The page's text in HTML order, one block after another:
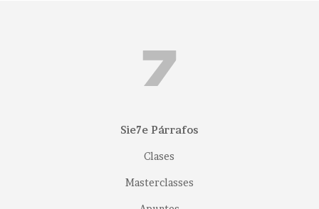
Sie7e Párrafos
Clases
Masterclasses